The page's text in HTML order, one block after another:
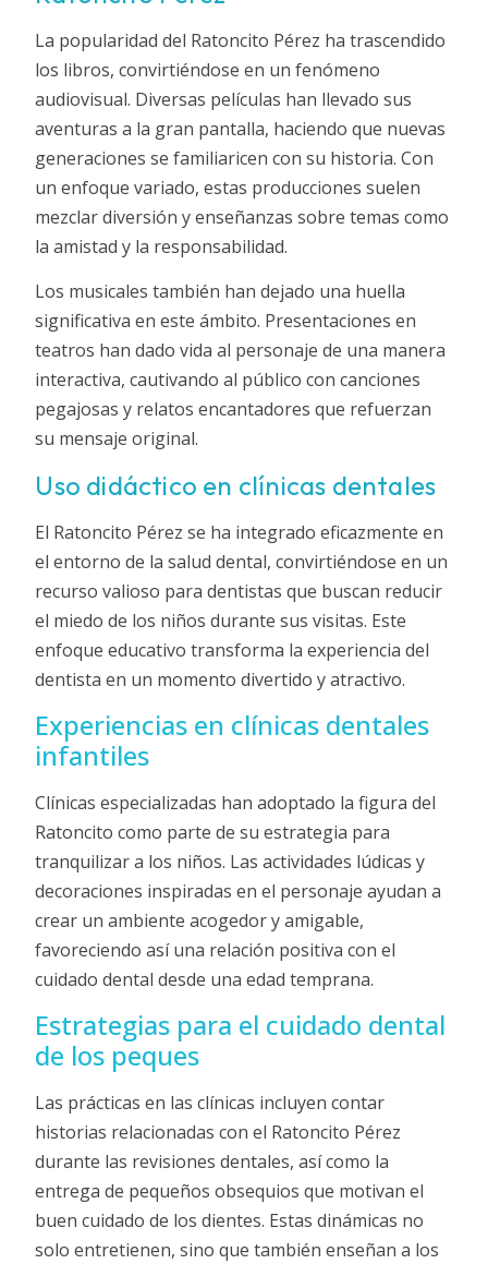
La popularidad del Ratoncito Pérez ha trascendido
los libros, convirtiéndose en un fenómeno
audiovisual. Diversas películas han llevado sus
aventuras a la gran pantalla, haciendo que nuevas
generaciones se familiaricen con su historia. Con
un enfoque variado, estas producciones suelen
mezclar diversión y enseñanzas sobre temas como
la amistad y la responsabilidad.
Los musicales también han dejado una huella
significativa en este ámbito. Presentaciones en
teatros han dado vida al personaje de una manera
interactiva, cautivando al público con canciones
pegajosas y relatos encantadores que refuerzan
su mensaje original.
Uso didáctico en clínicas dentales
El Ratoncito Pérez se ha integrado eficazmente en
el entorno de la salud dental, convirtiéndose en un
recurso valioso para dentistas que buscan reducir
el miedo de los niños durante sus visitas. Este
enfoque educativo transforma la experiencia del
dentista en un momento divertido y atractivo.
Experiencias en clínicas dentales
infantiles
Clínicas especializadas han adoptado la figura del
Ratoncito como parte de su estrategia para
tranquilizar a los niños. Las actividades lúdicas y
decoraciones inspiradas en el personaje ayudan a
crear un ambiente acogedor y amigable,
favoreciendo así una relación positiva con el
cuidado dental desde una edad temprana.
Estrategias para el cuidado dental
de los peques
Las prácticas en las clínicas incluyen contar
historias relacionadas con el Ratoncito Pérez
durante las revisiones dentales, así como la
entrega de pequeños obsequios que motivan el
buen cuidado de los dientes. Estas dinámicas no
solo entretienen, sino que también enseñan a los